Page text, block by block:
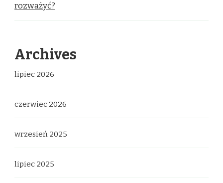
rozważyć?
Archives
lipiec 2026
czerwiec 2026
wrzesień 2025
lipiec 2025